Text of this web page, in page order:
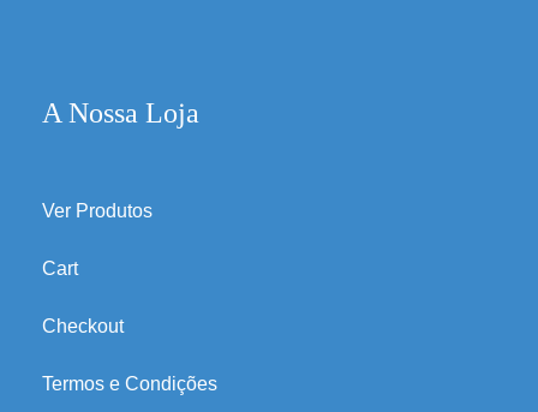
A Nossa Loja
Ver Produtos
Cart
Checkout
Termos e Condições